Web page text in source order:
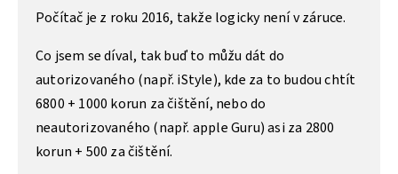
Počítač je z roku 2016, takže logicky není v záruce.
Co jsem se díval, tak buď to můžu dát do
autorizovaného (např. iStyle), kde za to budou chtít
6800 + 1000 korun za čištění, nebo do
neautorizovaného (např. apple Guru) asi za 2800
korun + 500 za čištění.